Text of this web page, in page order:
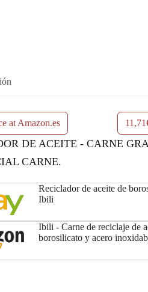
at Amazon.es
DE ACEITE - CARNE
CARNE.
Reciclador de aceite de
Ibili
Ibili - Carne de reciclaje de
borosilicato y acero